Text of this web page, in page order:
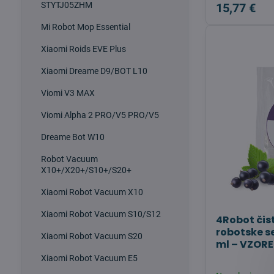
15,77 €
4Robot
robotske
ml –
STYTJ05ZHM
Mi Robot Mop Essential
Xiaomi Roids EVE Plus
Xiaomi Dreame D9/BOT L10
Viomi V3 MAX
Viomi Alpha 2 PRO/V5 PRO/V5
Dreame Bot W10
Robot Vacuum
X10+/X20+/S10+/S20+
Xiaomi Robot Vacuum X10
Xiaomi Robot Vacuum S10/S12
Xiaomi Robot Vacuum S20
Xiaomi Robot Vacuum E5